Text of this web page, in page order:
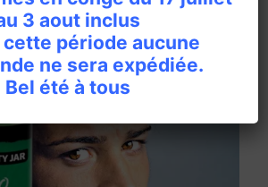
3 aout inclus
cette période aucune
ne sera expédiée.
Bel été à tous